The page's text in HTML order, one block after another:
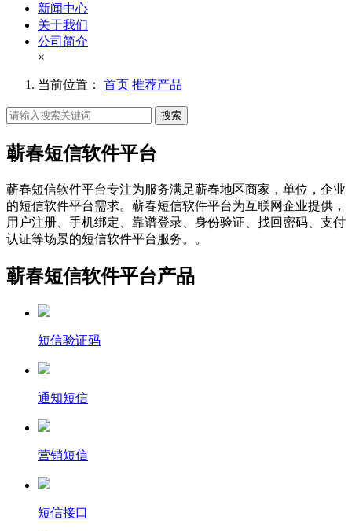
新闻中心
关于我们
公司简介
×
当前位置： 首页 推荐产品
搜索
蕲春短信软件平台
蕲春短信软件平台专注为服务满足蕲春地区商家，单位，企业
的短信软件平台需求。蕲春短信软件平台为互联网企业提供，
用户注册、手机绑定、靠谱登录、身份验证、找回密码、支付
认证等场景的短信软件平台服务。。
蕲春短信软件平台产品
短信验证码
通知短信
营销短信
短信接口